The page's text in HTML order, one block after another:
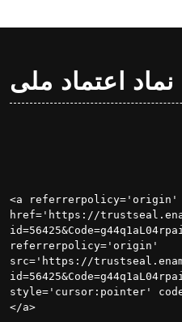
نماد اعتماد ملی
<a referrerpolicy='origin'
href='https://
referrerpolicy='origin'
src='https://
style='cursor:pointer'
</a>